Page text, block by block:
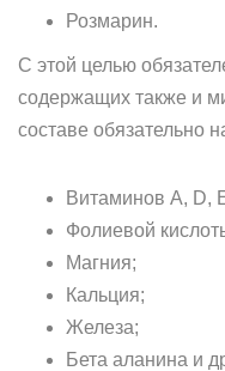
Розмарин.
С этой целью
содержащих также и
составе обязательно
Витаминов A, D,
Фолиевой
Магния;
Кальция;
Железа;
Бета аланина и